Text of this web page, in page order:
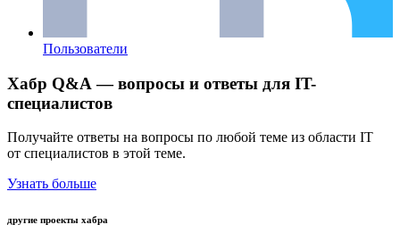
Пользователи
Хабр Q&A — вопросы и ответы для IT-
специалистов
Получайте ответы на вопросы по любой теме из области IT
от специалистов в этой теме.
Узнать больше
другие проекты хабра